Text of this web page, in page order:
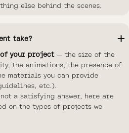
else behind the scenes.
take?
your project— the size of the
the animations, the presence of
materials you can provide
etc.).
a satisfying answer, here are
on the types of projects we